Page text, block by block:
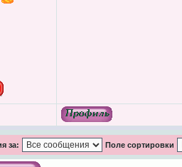
за: Поле сортировки